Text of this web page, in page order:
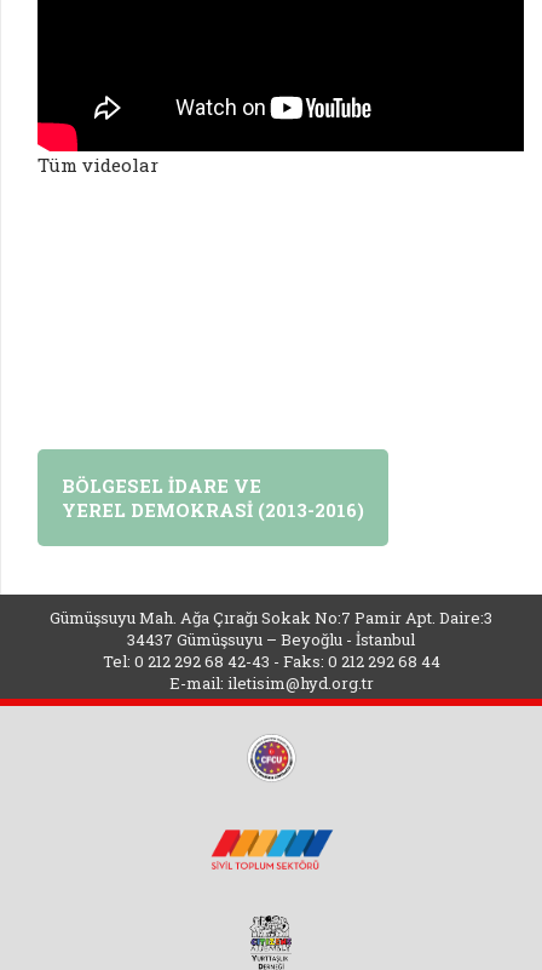
Tüm videolar
BÖLGESEL İDARE VE
YEREL DEMOKRASİ (2013-2016)
Gümüşsuyu Mah. Ağa Çırağı Sokak No:7 Pamir Apt. Daire:3
34437 Gümüşsuyu – Beyoğlu - İstanbul
Tel: 0 212 292 68 42-43 - Faks: 0 212 292 68 44
E-mail: iletisim@hyd.org.tr